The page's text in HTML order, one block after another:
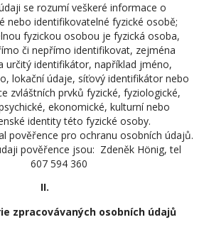
se rozumí veškeré informace o
nebo identifikovatelné fyzické osobě;
fyzickou osobou je fyzická osoba,
či nepřímo identifikovat, zejména
určitý identifikátor, například jméno,
lokační údaje, síťový identifikátor nebo
zvláštních prvků fyzické, fyziologické,
ekonomické, kulturní nebo
identity této fyzické osoby.
pověřence pro ochranu osobních údajů.
pověřence jsou: Zdeněk Hönig, tel
607 594 360
II.
zpracovávaných osobních údajů